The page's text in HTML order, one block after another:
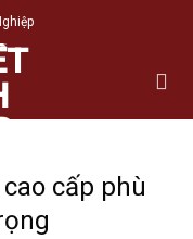
cấp phù